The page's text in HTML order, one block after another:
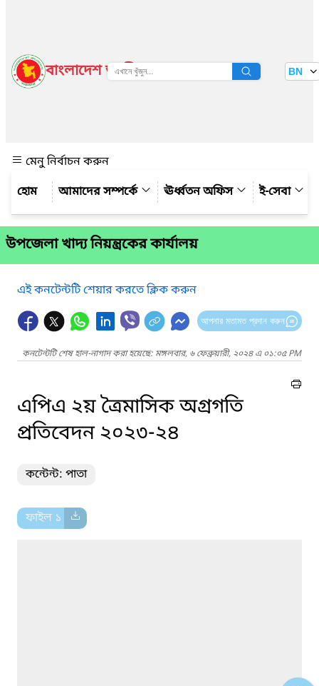
বাংলাদেশ জাতীয় তথ্য বাতায়ন BN
মেনু নির্বাচন করুন
আমাদের সম্পর্কে
ঊর্ধ্বতন অফিস ই-সেবা
উপজেলা খাদ্য নিয়ন্ত্রকের কার্যালয়
এই কনটেন্টটি শেয়ার করতে ক্লিক করুন
আপনার মতামত প্রদান করুন
কনটেন্টটি শেষ হাল-নাগাদ করা হয়েছে: মঙ্গলবার, ৬ ফেব্রুয়ারী, ২০২৪ এ ০১:০৫ PM
এপিএ ২য় ত্রৈমাসিক অগ্রগতি
প্রতিবেদন ২০২৩-২৪
কন্টেন্ট: পাতা
ফাইল ১